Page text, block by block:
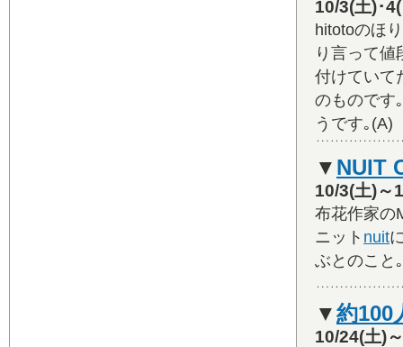
10/3(土)･
hitotoのほ
り言って
付けていて
のものです
うです｡(A)
▼ NUIT
10/3(土)
布花作家の
ニット nuit
ぶとのこと
▼約100
10/24(土)